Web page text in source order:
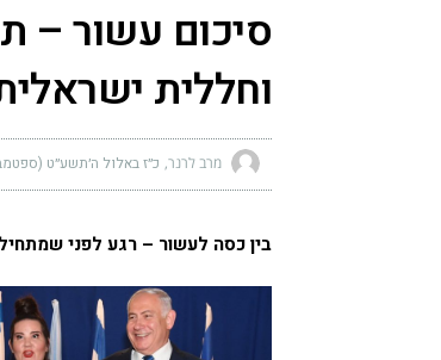
וחללית
מרב לרנר כ״ז באלול ה׳תשע״ט (ספטמבר 27,
בין כסה לעשור – רגע לפני